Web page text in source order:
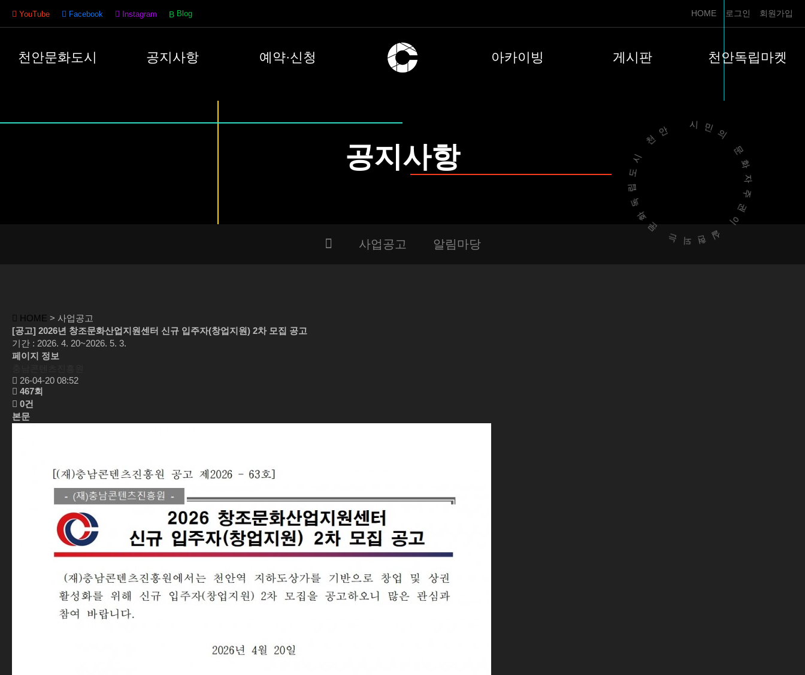
YouTube Facebook Instagram Blog HOME 로그인 회원가입
천안문화도시 공지사항 예약·신청 아카이빙 게시판 천안독립마켓
공지사항 시민의 문화자주권이 실현되는
문화독립도시 천안
사업공고 알림마당
HOME > 사업공고
[공고] 2026년 창조문화산업지원센터 신규 입주자(창업지원) 2차 모집 공고
기간 : 2026. 4. 20~2026. 5. 3.
페이지 정보
26-04-20 08:52
467회
0건
본문